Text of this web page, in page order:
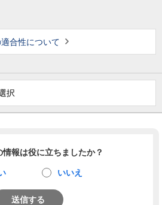
合性について
択
情報は役に立ちましたか？
いいえ
送信する